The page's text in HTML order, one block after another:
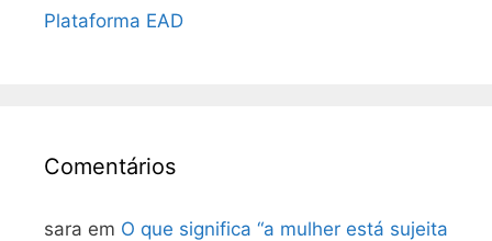
Plataforma EAD
Comentários
sara em O que significa “a mulher está sujeita